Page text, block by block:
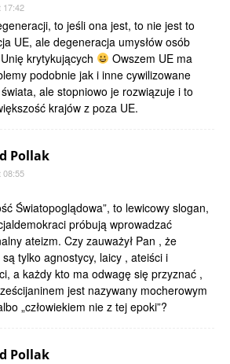
17:42
to jeśli ona jest, to nie jest to
UE, ale degeneracja umysłów osób
krytykujących
Owszem UE ma
podobnie jak i inne cywilizowane
ale stopniowo je rozwiązuje i to
krajów z poza UE.
Pollak
08:55
Światopoglądowa”, to lewicowy slogan,
próbują wprowadzać
ateizm. Czy zauważył Pan , że
są tylko agnostycy, laicy , ateiści i
a każdy kto ma odwagę się przyznać ,
jest nazywany mocherowym
„człowiekiem nie z tej epoki”?
Pollak